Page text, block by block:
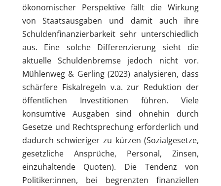
ökonomischer Perspektive fällt die Wirkung
von Staatsausgaben und damit auch ihre
Schuldenfinanzierbarkeit sehr unterschiedlich
aus. Eine solche Differenzierung sieht die
aktuelle Schuldenbremse jedoch nicht vor.
Mühlenweg & Gerling (2023) analysieren, dass
schärfere Fiskalregeln v.a. zur Reduktion der
öffentlichen Investitionen führen. Viele
konsumtive Ausgaben sind ohnehin durch
Gesetze und Rechtsprechung erforderlich und
dadurch schwieriger zu kürzen (Sozialgesetze,
gesetzliche Ansprüche, Personal, Zinsen,
einzuhaltende Quoten). Die Tendenz von
Politiker:innen, bei begrenzten finanziellen